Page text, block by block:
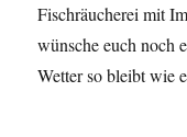
Fischräucherei mit
wünsche euch noch
Wetter so bleibt wie